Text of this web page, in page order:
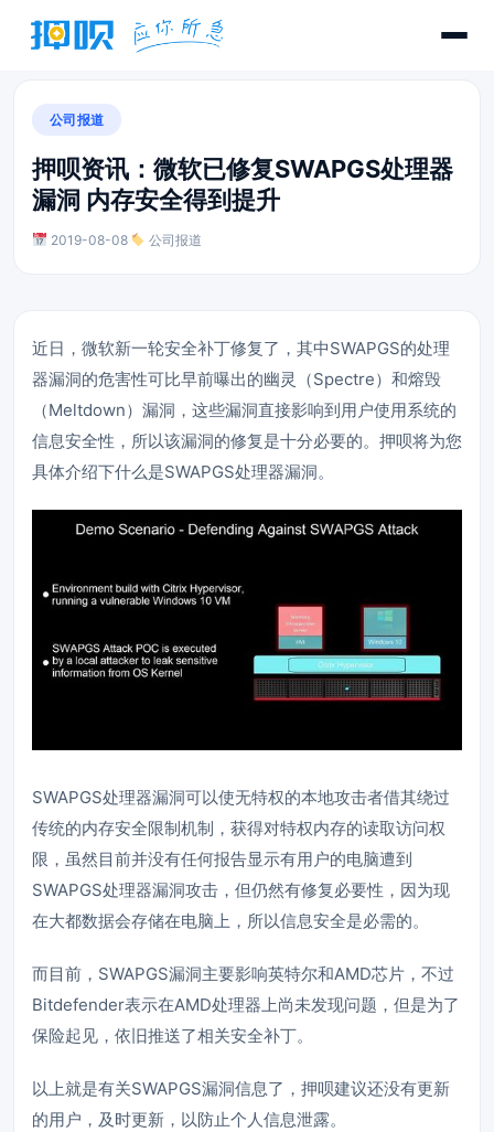
公司报道
押呗资讯：微软已修复SWAPGS处理器
漏洞 内存安全得到提升
2019-08-08· 公司报道
近日，微软新一轮安全补丁修复了，其中SWAPGS的处理
器漏洞的危害性可比早前曝出的幽灵（Spectre）和熔毁
（Meltdown）漏洞，这些漏洞直接影响到用户使用系统的
信息安全性，所以该漏洞的修复是十分必要的。押呗将为您
具体介绍下什么是SWAPGS处理器漏洞。
SWAPGS处理器漏洞可以使无特权的本地攻击者借其绕过
传统的内存安全限制机制，获得对特权内存的读取访问权
限，虽然目前并没有任何报告显示有用户的电脑遭到
SWAPGS处理器漏洞攻击，但仍然有修复必要性，因为现
在大都数据会存储在电脑上，所以信息安全是必需的。
而目前，SWAPGS漏洞主要影响英特尔和AMD芯片，不过
Bitdefender表示在AMD处理器上尚未发现问题，但是为了
保险起见，依旧推送了相关安全补丁。
以上就是有关SWAPGS漏洞信息了， 押呗建议还没有更新
的用户，及时更新，以防止个人信息泄露。